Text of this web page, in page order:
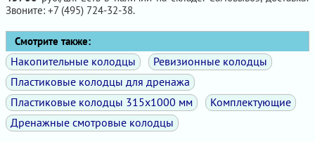
Звоните: +7 (495) 724-32-38.
Смотрите также:
Накопительные колодцы
Ревизионные колодцы
Пластиковые колодцы для дренажа
Пластиковые колодцы 315х1000 мм
Комплектующие
Дренажные смотровые колодцы